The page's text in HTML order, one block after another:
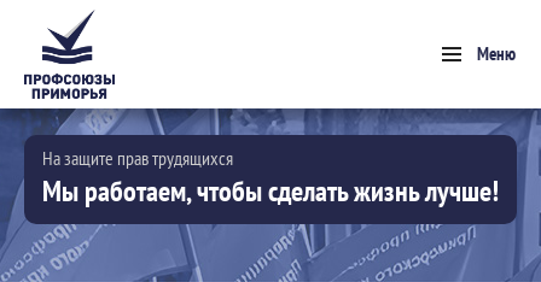
Меню
На защите прав трудящихся
Мы работаем, чтобы сделать жизнь лучше!